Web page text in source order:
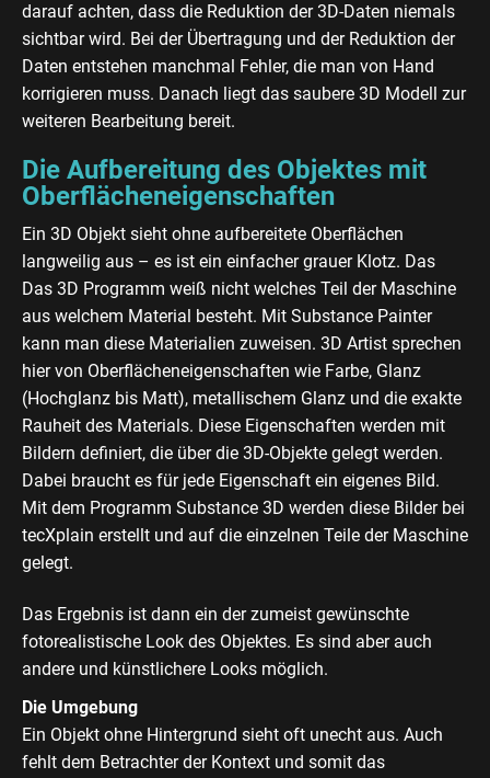
darauf achten, dass die Reduktion der 3D-Daten niemals
sichtbar wird. Bei der Übertragung und der Reduktion der
Daten entstehen manchmal Fehler, die man von Hand
korrigieren muss. Danach liegt das saubere 3D Modell zur
weiteren Bearbeitung bereit.
Die Aufbereitung des Objektes mit
Oberflächeneigenschaften
Ein 3D Objekt sieht ohne aufbereitete Oberflächen
langweilig aus – es ist ein einfacher grauer Klotz. Das
Das 3D Programm weiß nicht welches Teil der Maschine
aus welchem Material besteht. Mit Substance Painter
kann man diese Materialien zuweisen. 3D Artist sprechen
hier von Oberflächeneigenschaften wie Farbe, Glanz
(Hochglanz bis Matt), metallischem Glanz und die exakte
Rauheit des Materials. Diese Eigenschaften werden mit
Bildern definiert, die über die 3D-Objekte gelegt werden.
Dabei braucht es für jede Eigenschaft ein eigenes Bild.
Mit dem Programm Substance 3D werden diese Bilder bei
tecXplain erstellt und auf die einzelnen Teile der Maschine
gelegt.
Das Ergebnis ist dann ein der zumeist gewünschte
fotorealistische Look des Objektes. Es sind aber auch
andere und künstlichere Looks möglich.
Die Umgebung
Ein Objekt ohne Hintergrund sieht oft unecht aus. Auch
fehlt dem Betrachter der Kontext und somit das